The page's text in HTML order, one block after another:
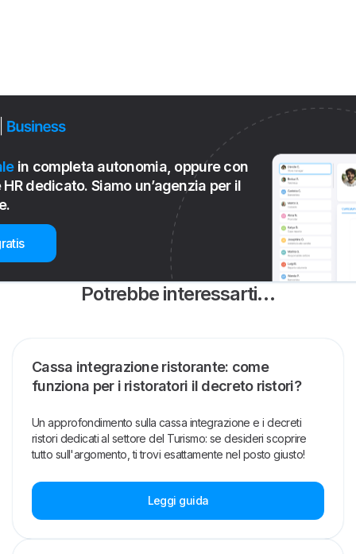
in completa autonomia, oppure con
dedicato. Siamo un’agenzia per il
Potrebbe interessarti…
Cassa integrazione ristorante: come
funziona per i ristoratori il decreto ristori?
Un approfondimento sulla cassa integrazione e i decreti
ristori dedicati al settore del Turismo: se desideri scoprire
tutto sull'argomento, ti trovi esattamente nel posto giusto!
Leggi guida